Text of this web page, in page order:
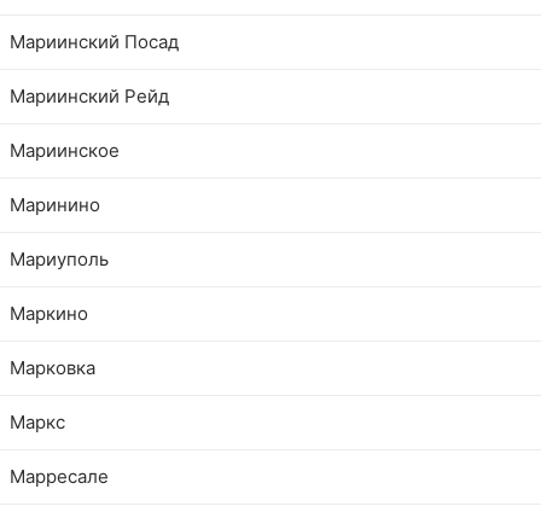
Мариинский Посад
Мариинский Рейд
Мариинское
Маринино
Мариуполь
Маркино
Марковка
Маркс
Марресале